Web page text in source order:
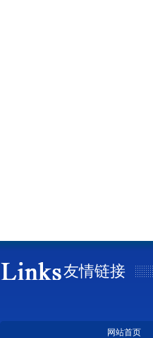
友情链接
网站首页